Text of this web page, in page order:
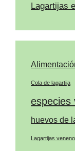
Lagartijas
Cola de lagartija
especies
huevos de
Lagartijas